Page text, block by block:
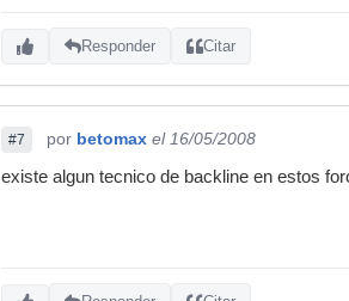
Responder Citar
#7 por betomax el 16/05/2008
existe algun tecnico de backline en estos